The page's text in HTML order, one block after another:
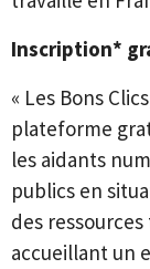
Inscription*
« Les Bons
plateforme
les aidants
publics en
des
accueillant un